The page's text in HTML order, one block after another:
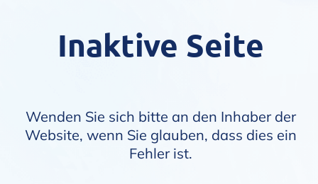
Inaktive Seite
Wenden Sie sich bitte an den Inhaber der
Website, wenn Sie glauben, dass dies ein
Fehler ist.